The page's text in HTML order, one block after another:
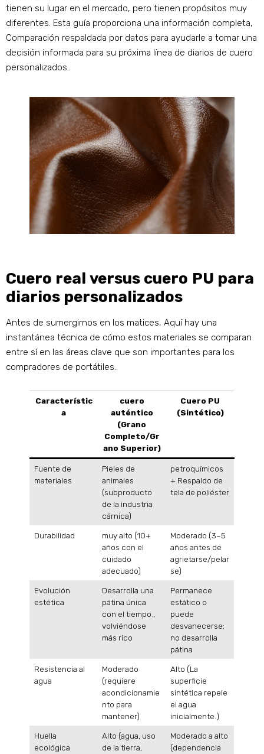
tienen su lugar en el mercado, pero tienen propósitos muy
diferentes. Esta guía proporciona una información completa,
Comparación respaldada por datos para ayudarle a tomar una
decisión informada para su próxima línea de diarios de cuero
personalizados..
Cuero real versus cuero PU para
diarios personalizados
Antes de sumergirnos en los matices, Aquí hay una
instantánea técnica de cómo estos materiales se comparan
entre sí en las áreas clave que son importantes para los
compradores de portátiles..
Característic
a
cuero
auténtico
(Grano
Completo/Gr
ano Superior)
Cuero PU
(Sintético)
Fuente de
materiales
Pieles de
animales
(subproducto
de la industria
cárnica)
petroquímicos
+ Respaldo de
tela de poliéster
Durabilidad
muy alto (10+
años con el
cuidado
adecuado)
Moderado (3–5
años antes de
agrietarse/pelar
se)
Evolución
estética
Desarrolla una
pátina única
con el tiempo.,
volviéndose
más rico
Permanece
estático o
puede
desvanecerse;
no desarrolla
pátina
Resistencia al
agua
Moderado
(requiere
acondicionamie
nto para
mantener)
Alto (La
superficie
sintética repele
el agua
inicialmente.)
Huella
ecológica
Alto (agua, uso
de la tierra,
Moderado a alto
(dependencia